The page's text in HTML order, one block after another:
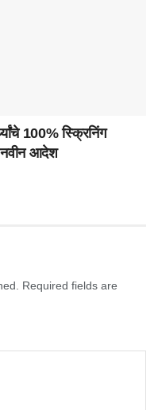
100% स्क्रिनिंग
नवीन आदेश
Required fields are